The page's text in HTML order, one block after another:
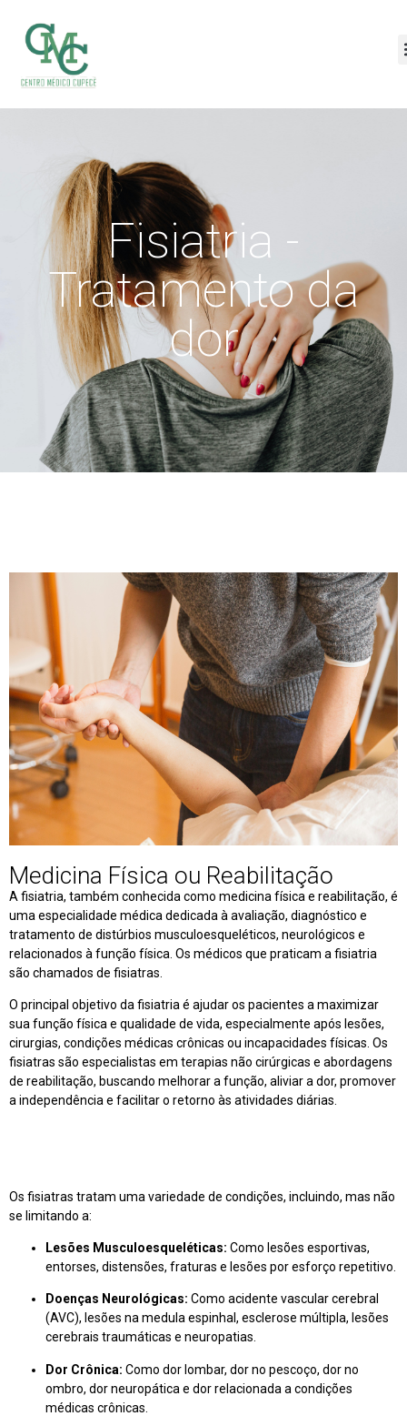
Fisiatria -
Tratamento da
dor
Medicina Física ou Reabilitação
A fisiatria, também conhecida como medicina física e reabilitação, é
uma especialidade médica dedicada à avaliação, diagnóstico e
tratamento de distúrbios musculoesqueléticos, neurológicos e
relacionados à função física. Os médicos que praticam a fisiatria
são chamados de fisiatras.
O principal objetivo da fisiatria é ajudar os pacientes a maximizar
sua função física e qualidade de vida, especialmente após lesões,
cirurgias, condições médicas crônicas ou incapacidades físicas. Os
fisiatras são especialistas em terapias não cirúrgicas e abordagens
de reabilitação, buscando melhorar a função, aliviar a dor, promover
a independência e facilitar o retorno às atividades diárias.
Os fisiatras tratam uma variedade de condições, incluindo, mas não
se limitando a:
Lesões Musculoesqueléticas: Como lesões esportivas,
entorses, distensões, fraturas e lesões por esforço repetitivo.
Doenças Neurológicas: Como acidente vascular cerebral
(AVC), lesões na medula espinhal, esclerose múltipla, lesões
cerebrais traumáticas e neuropatias.
Dor Crônica: Como dor lombar, dor no pescoço, dor no
ombro, dor neuropática e dor relacionada a condições
médicas crônicas.